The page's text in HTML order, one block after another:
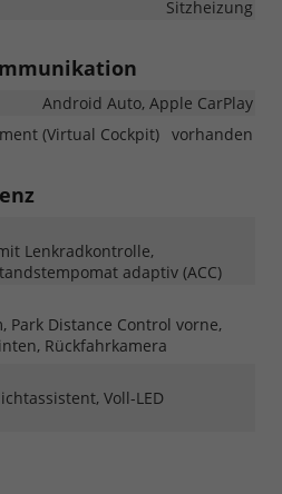
Sitzheizung
Android Auto, Apple CarPlay
(Virtual Cockpit) vorhanden
Lenkradkontrolle,
adaptiv (ACC)
Park Distance Control vorne,
Rückfahrkamera
Voll-LED